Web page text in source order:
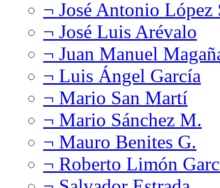
¬ José Antonio López
¬ José Luis Arévalo
¬ Juan Manuel
¬ Luis Ángel García
¬ Mario San Martí
¬ Mario Sánchez M.
¬ Mauro Benites G.
¬ Roberto Limón